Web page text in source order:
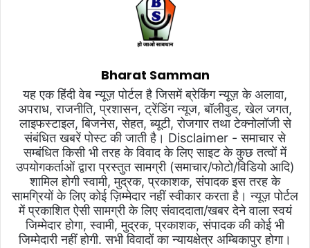
Bharat Samman
यह एक हिंदी वेब न्यूज़ पोर्टल है जिसमें ब्रेकिंग न्यूज़ के अलावा,
अपराध, राजनीति, प्रशासन, ट्रेंडिंग न्यूज, बॉलीवुड, खेल जगत,
लाइफस्टाइल, बिजनेस, सेहत, ब्यूटी, रोजगार तथा टेक्नोलॉजी से
संबंधित खबरें पोस्ट की जाती है। Disclaimer - समाचार से
सम्बंधित किसी भी तरह के विवाद के लिए साइट के कुछ तत्वों में
उपयोगकर्ताओं द्वारा प्रस्तुत सामग्री (समाचार/फोटो/विडियो आदि)
शामिल होगी स्वामी, मुद्रक, प्रकाशक, संपादक इस तरह के
सामग्रियों के लिए कोई ज़िम्मेदार नहीं स्वीकार करता है। न्यूज़ पोर्टल
में प्रकाशित ऐसी सामग्री के लिए संवाददाता/खबर देने वाला स्वयं
जिम्मेदार होगा, स्वामी, मुद्रक, प्रकाशक, संपादक की कोई भी
जिम्मेदारी नहीं होगी. सभी विवादों का न्यायक्षेत्र अम्बिकापुर होगा।